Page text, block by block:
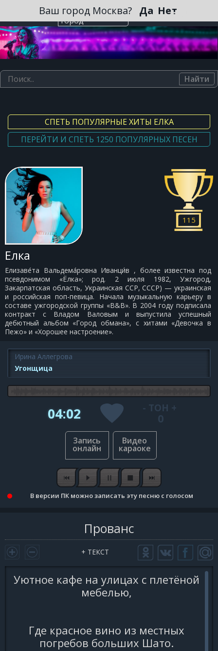
Выберите
город
Ваш город Москва? Да Нет
Найти
СПЕТЬ ПОПУЛЯРНЫЕ ХИТЫ ЕЛКА
ПЕРЕЙТИ И СПЕТЬ 1250 ПОПУЛЯРНЫХ ПЕСЕН
Елка
Елизаве́та Вальдема́ровна Иванци́в , более известна под
псевдонимом «Ёлка»; род. 2 июля 1982, Ужгород,
Закарпатская область, Украинская ССР, СССР) — украинская
и российская поп-певица. Начала музыкальную карьеру в
составе ужгородской группы «B&B». В 2004 году подписала
контракт с Владом Валовым и выпустила успешный
дебютный альбом «Город обмана», с хитами «Девочка в
Пежо» и «Хорошее настроение».
115
Ирина Аллегрова
Угонщица
04:02 - ТОН +
0
В версии ПК можно записать эту песню с голосом
Прованс
+ ТЕКСТ
Уютное кафе на улицах с плетёной
мебелью,
Где красное вино из местных
погребов больших Шато.